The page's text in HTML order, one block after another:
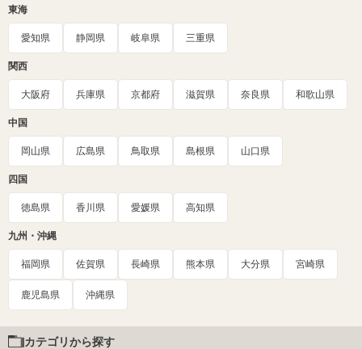
東海
愛知県 静岡県 岐阜県 三重県
関西
大阪府 兵庫県 京都府 滋賀県 奈良県 和歌山県
中国
岡山県 広島県 鳥取県 島根県 山口県
四国
徳島県 香川県 愛媛県 高知県
九州・沖縄
福岡県 佐賀県 長崎県 熊本県 大分県 宮崎県
鹿児島県 沖縄県
カテゴリから探す